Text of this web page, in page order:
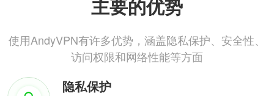
主要的优势
使用AndyVPN有许多优势，涵盖隐私保护、安全性、
访问权限和网络性能等方面
隐私保护